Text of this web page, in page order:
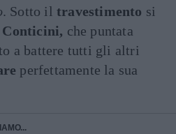
. Sotto iltravestimento si
Conticini, che puntata
a battere tutti gli altri
perfettamente la sua